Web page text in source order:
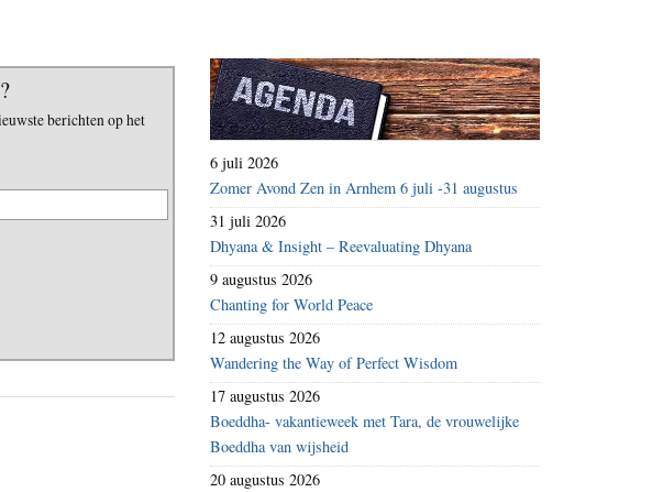
berichten op het
6 juli 2026
Zomer Avond Zen in Arnhem 6 juli -31 augustus
31 juli 2026
Dhyana & Insight – Reevaluating Dhyana
9 augustus 2026
Chanting for World Peace
12 augustus 2026
Wandering the Way of Perfect Wisdom
17 augustus 2026
Boeddha- vakantieweek met Tara, de vrouwelijke
Boeddha van wijsheid
20 augustus 2026